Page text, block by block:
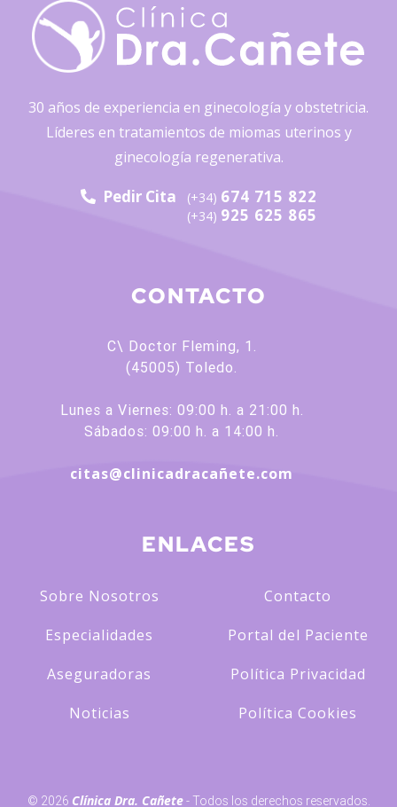
30 años de experiencia en ginecología y obstetricia.
Líderes en tratamientos de miomas uterinos y
ginecología regenerativa.
Pedir Cita (+34) 674 715 822
(+34) 925 625 865
CONTACTO
C\ Doctor Fleming, 1.
(45005) Toledo.
Lunes a Viernes: 09:00 h. a 21:00 h.
Sábados: 09:00 h. a 14:00 h.
citas@clinicadracañete.com
ENLACES
Sobre Nosotros
Especialidades
Aseguradoras
Noticias
Contacto
Portal del Paciente
Política Privacidad
Política Cookies
© 2026 Clínica Dra. Cañete- Todos los derechos reservados.